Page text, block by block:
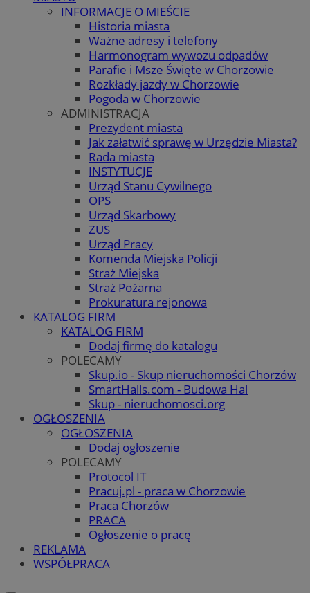
INFORMACJE O MIEŚCIE
Historia miasta
Ważne adresy i telefony
Harmonogram wywozu odpadów
Parafie i Msze Święte w Chorzowie
Rozkłady jazdy w Chorzowie
Pogoda w Chorzowie
ADMINISTRACJA
Prezydent miasta
Jak załatwić sprawę w Urzędzie Miasta?
Rada miasta
INSTYTUCJE
Urząd Stanu Cywilnego
OPS
Urząd Skarbowy
ZUS
Urząd Pracy
Komenda Miejska Policji
Straż Miejska
Straż Pożarna
Prokuratura rejonowa
KATALOG FIRM
KATALOG FIRM
Dodaj firmę do katalogu
POLECAMY
Skup.io - Skup nieruchomości Chorzów
SmartHalls.com - Budowa Hal
Skup - nieruchomosci.org
OGŁOSZENIA
OGŁOSZENIA
Dodaj ogłoszenie
POLECAMY
Protocol IT
Pracuj.pl - praca w Chorzowie
Praca Chorzów
PRACA
Ogłoszenie o pracę
REKLAMA
WSPÓŁPRACA